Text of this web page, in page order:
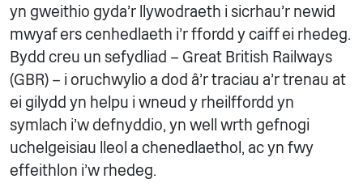
yn gweithio gyda’r llywodraeth i sicrhau’r newid
mwyaf ers cenhedlaeth i’r ffordd y caiff ei rhedeg.
Bydd creu un sefydliad – Great British Railways
(GBR) – i oruchwylio a dod â’r traciau a’r trenau at
ei gilydd yn helpu i wneud y rheilffordd yn
symlach i’w defnyddio, yn well wrth gefnogi
uchelgeisiau lleol a chenedlaethol, ac yn fwy
effeithlon i’w rhedeg.